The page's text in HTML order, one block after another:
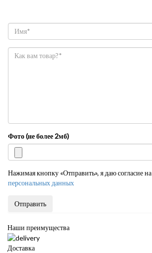
Фото (не более 2мб)
Нажимая кнопку «Отправить», я даю согласие на
персональных данных
Отправить
Наши преимущества
Доставка